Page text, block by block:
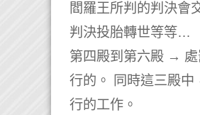
閻羅王所判的判決會
判決投胎轉世等等…
第四殿到第六殿 → 處
行的。 同時這三殿中
行的工作。